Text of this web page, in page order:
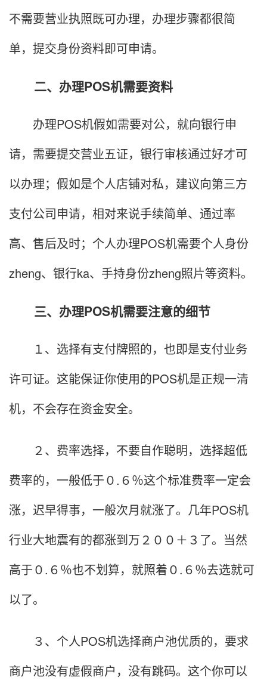
不需要营业执照既可办理，办理步骤都很简
单，提交身份资料即可申请。
二、办理POS机需要资料
办理POS机假如需要对公，就向银行申
请，需要提交营业五证，银行审核通过好才可
以办理；假如是个人店铺对私，建议向第三方
支付公司申请，相对来说手续简单、通过率
高、售后及时；个人办理POS机需要个人身份
zheng、银行ka、手持身份zheng照片等资料。
三、办理POS机需要注意的细节
１、选择有支付牌照的，也即是支付业务
许可证。这能保证你使用的POS机是正规一清
机，不会存在资金安全。
２、费率选择，不要自作聪明，选择超低
费率的，一般低于０.６％这个标准费率一定会
涨，迟早得事，一般次月就涨了。几年POS机
行业大地震有的都涨到万２００＋３了。当然
高于０.６％也不划算，就照着０.６％去选就可
以了。
３、个人POS机选择商户池优质的，要求
商户池没有虚假商户，没有跳码。这个你可以